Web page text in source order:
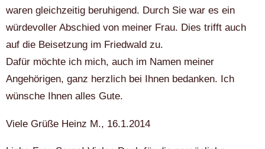
waren gleichzeitig beruhigend. Durch Sie war es ein
würdevoller Abschied von meiner Frau. Dies trifft auch
auf die Beisetzung im Friedwald zu.
Dafür möchte ich mich, auch im Namen meiner
Angehörigen, ganz herzlich bei Ihnen bedanken. Ich
wünsche Ihnen alles Gute.
Viele Grüße Heinz M., 16.1.2014